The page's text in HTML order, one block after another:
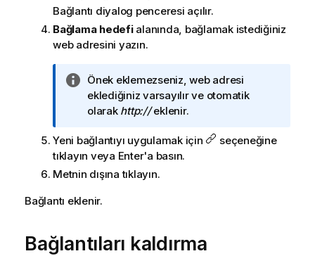
Bağlantı diyalog penceresi açılır.
Bağlama hedefialanında, bağlamak istediğiniz
web adresini yazın.
B
i
l
i
n
o
u
Önek eklemezseniz, web adresi
eklediğiniz varsayılır ve otomatik
olarak http://eklenir.
Yeni bağlantıyı uygulamak için
seçeneğine
tıklayın veya Enter'a basın.
Metnin dışına tıklayın.
Bağlantı eklenir.
Bağlantıları kaldırma